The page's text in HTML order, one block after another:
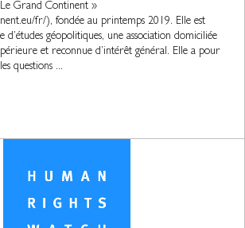
Grand Continent »
fr/), fondée au printemps 2019. Elle est
géopolitiques, une association domiciliée
et reconnue d’intérêt général. Elle a pour
questions ...